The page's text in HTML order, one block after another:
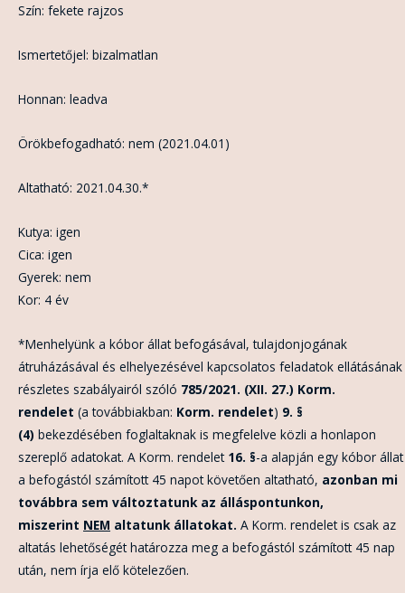
Szín: fekete rajzos
Ismertetőjel: bizalmatlan
Honnan: leadva
Örökbefogadható: nem (2021.04.01)
Altatható: 2021.04.30.*
Kutya: igen
Cica: igen
Gyerek: nem
Kor: 4 év
*Menhelyünk a kóbor állat befogásával, tulajdonjogának
átruházásával és elhelyezésével kapcsolatos feladatok ellátásának
részletes szabályairól szóló 785/2021. (XII. 27.) Korm.
rendelet (a továbbiakban: Korm. rendelet) 9. §
(4) bekezdésében foglaltaknak is megfelelve közli a honlapon
szereplő adatokat. A Korm. rendelet 16. §-a alapján egy kóbor állat
a befogástól számított 45 napot követően altatható, azonban mi
továbbra sem változtatunk az álláspontunkon,
miszerint NEM altatunk állatokat. A Korm. rendelet is csak az
altatás lehetőségét határozza meg a befogástól számított 45 nap
után, nem írja elő kötelezően.